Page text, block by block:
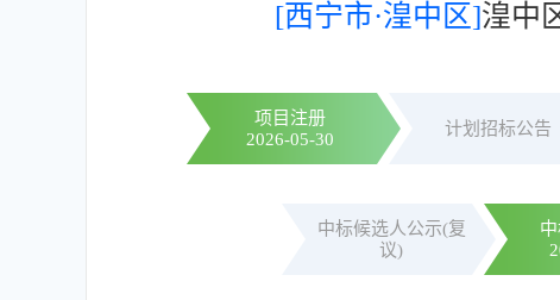
[西宁市·湟中区]湟中
项目注册
2026-05-30
计划招标公告
中标候选人公示(复
议)